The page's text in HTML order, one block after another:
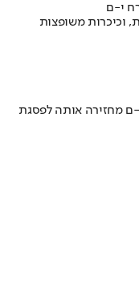
י-ם
וכיכרות משופצות
מחזירה אותה לפסגת